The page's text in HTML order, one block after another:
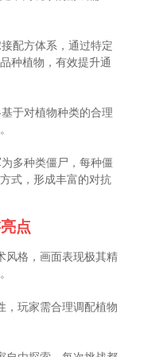
配方体系，通过特定
种植物，有效提升通
于对植物种类的合理
为多种类僵尸，每种僵
式，形成丰富的对抗
点
风格，画面表现极其精
，玩家需合理调配植物